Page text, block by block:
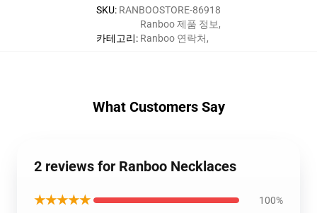
SKU: RANBOOSTORE-86918
카테고리:
Ranboo 제품 정보,
Ranboo 연락처,
What Customers Say
2 reviews for Ranboo Necklaces
★★★★★ 100%